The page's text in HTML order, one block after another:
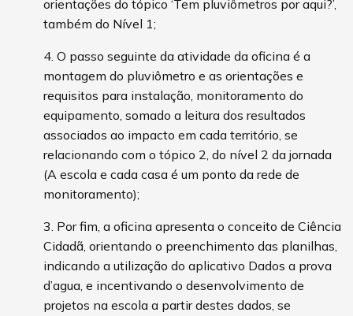
orientações do tópico ‘Tem pluviômetros por aqui?’,
também do Nível 1;
4. O passo seguinte da atividade da oficina é a
montagem do pluviômetro e as orientações e
requisitos para instalação, monitoramento do
equipamento, somado a leitura dos resultados
associados ao impacto em cada território, se
relacionando com o tópico 2, do nível 2 da jornada
(A escola e cada casa é um ponto da rede de
monitoramento);
3. Por fim, a oficina apresenta o conceito de Ciência
Cidadã, orientando o preenchimento das planilhas,
indicando a utilização do aplicativo Dados a prova
d’agua, e incentivando o desenvolvimento de
projetos na escola a partir destes dados, se